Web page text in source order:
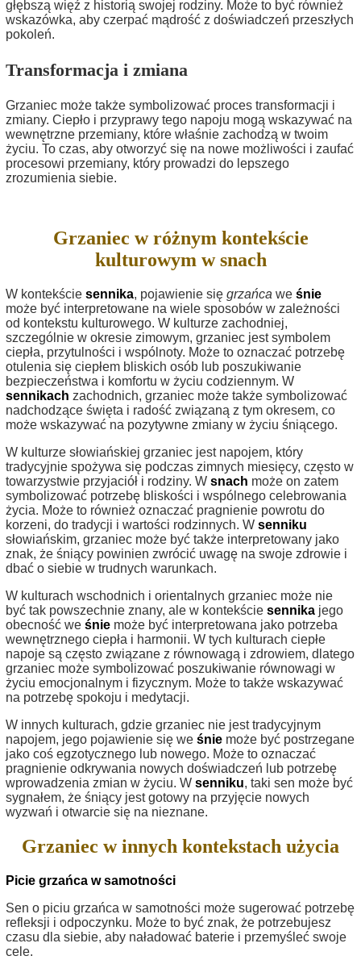
głębszą więź z historią swojej rodziny. Może to być również
wskazówka, aby czerpać mądrość z doświadczeń przeszłych
pokoleń.
Transformacja i zmiana
Grzaniec może także symbolizować proces transformacji i
zmiany. Ciepło i przyprawy tego napoju mogą wskazywać na
wewnętrzne przemiany, które właśnie zachodzą w twoim
życiu. To czas, aby otworzyć się na nowe możliwości i zaufać
procesowi przemiany, który prowadzi do lepszego
zrozumienia siebie.
Grzaniec w różnym kontekście
kulturowym w snach
W kontekście sennika, pojawienie się grzańca we śnie
może być interpretowane na wiele sposobów w zależności
od kontekstu kulturowego. W kulturze zachodniej,
szczególnie w okresie zimowym, grzaniec jest symbolem
ciepła, przytulności i wspólnoty. Może to oznaczać potrzebę
otulenia się ciepłem bliskich osób lub poszukiwanie
bezpieczeństwa i komfortu w życiu codziennym. W
sennikach zachodnich, grzaniec może także symbolizować
nadchodzące święta i radość związaną z tym okresem, co
może wskazywać na pozytywne zmiany w życiu śniącego.
W kulturze słowiańskiej grzaniec jest napojem, który
tradycyjnie spożywa się podczas zimnych miesięcy, często w
towarzystwie przyjaciół i rodziny. W snach może on zatem
symbolizować potrzebę bliskości i wspólnego celebrowania
życia. Może to również oznaczać pragnienie powrotu do
korzeni, do tradycji i wartości rodzinnych. W senniku
słowiańskim, grzaniec może być także interpretowany jako
znak, że śniący powinien zwrócić uwagę na swoje zdrowie i
dbać o siebie w trudnych warunkach.
W kulturach wschodnich i orientalnych grzaniec może nie
być tak powszechnie znany, ale w kontekście sennika jego
obecność we śnie może być interpretowana jako potrzeba
wewnętrznego ciepła i harmonii. W tych kulturach ciepłe
napoje są często związane z równowagą i zdrowiem, dlatego
grzaniec może symbolizować poszukiwanie równowagi w
życiu emocjonalnym i fizycznym. Może to także wskazywać
na potrzebę spokoju i medytacji.
W innych kulturach, gdzie grzaniec nie jest tradycyjnym
napojem, jego pojawienie się we śnie może być postrzegane
jako coś egzotycznego lub nowego. Może to oznaczać
pragnienie odkrywania nowych doświadczeń lub potrzebę
wprowadzenia zmian w życiu. W senniku, taki sen może być
sygnałem, że śniący jest gotowy na przyjęcie nowych
wyzwań i otwarcie się na nieznane.
Grzaniec w innych kontekstach użycia
Picie grzańca w samotności
Sen o piciu grzańca w samotności może sugerować potrzebę
refleksji i odpoczynku. Może to być znak, że potrzebujesz
czasu dla siebie, aby naładować baterie i przemyśleć swoje
cele.